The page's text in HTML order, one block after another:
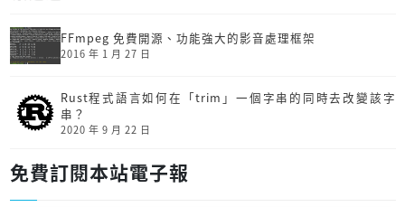
FFmpeg 免費開源、功能強大的影音處理框架
2016 年 1 月 27 日
Rust程式語言如何在「trim」一個字串的同時去改變該字
串？
2020 年 9 月 22 日
免費訂閱本站電子報